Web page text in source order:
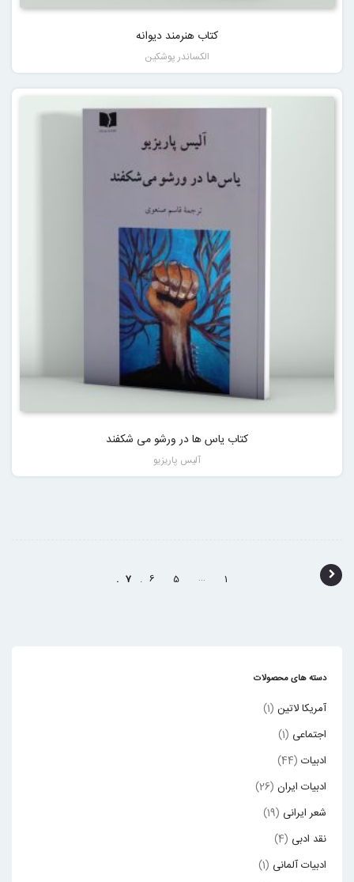
کتاب هنرمند دیوانه
الکساندر پوشکین
کتاب یاس ها در ورشو می شکفند
آلیس پاریزیو
1
…
5
6
7
دسته های محصولات
آمریکا لاتین (1)
اجتماعی (1)
ادبیات (44)
ادبیات ایران (26)
شعر ایرانی (19)
نقد ادبی (4)
ادبیات آلمانی (1)